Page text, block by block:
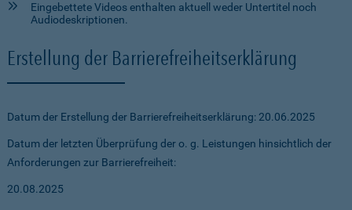
Eingebettete Videos enthalten aktuell weder Untertitel noch
Audiodeskriptionen.
Erstellung der Barrierefreiheitserklärung
Datum der Erstellung der Barrierefreiheitserklärung: 20.06.2025
Datum der letzten Überprüfung der o. g. Leistungen hinsichtlich der
Anforderungen zur Barrierefreiheit:
20.08.2025